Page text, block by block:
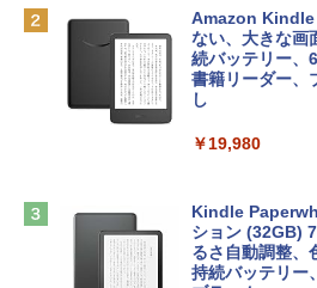
￥137,800
tomtoc 360°保
ンケース Dell
Apple 2026
13インチノー
igence、13.6
Microsoft
4(最新 永続版)|
ows11、10/mac
￥39,582
インゲームコー
ラインコード版
￥3,200
出す プロンプ
ズ (はぴーイラ
￥480
ClaudeCode い
にもKindle出版
めのAIコーディ
￥99
Amazon Kindle
ない、大きな画
続バッテリー、
書籍リーダー、
し
￥19,980
Kindle
ション (32GB)
るさ自動調整、
持続バッテリー